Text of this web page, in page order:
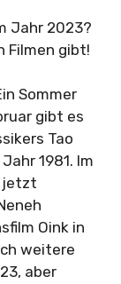
Jahr 2023?
Filmen gibt!
Sommer
gibt es
Tao
1981. Im
jetzt
Oink in
weitere
aber